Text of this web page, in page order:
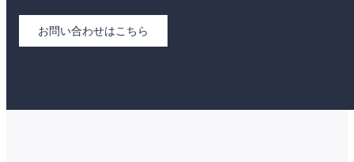
お問い合わせはこちら